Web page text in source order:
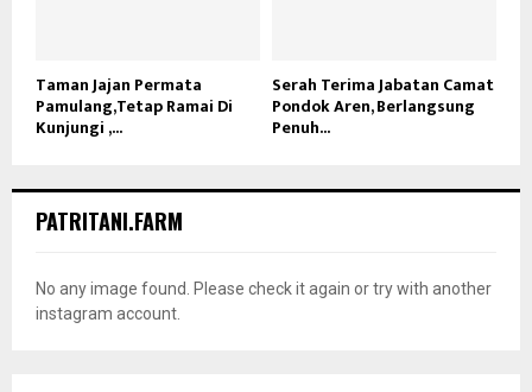
Taman Jajan Permata
Pamulang,Tetap Ramai Di
Kunjungi ,...
Serah Terima Jabatan Camat
Pondok Aren, Berlangsung
Penuh...
PATRITANI.FARM
No any image found. Please check it again or try with another
instagram account.